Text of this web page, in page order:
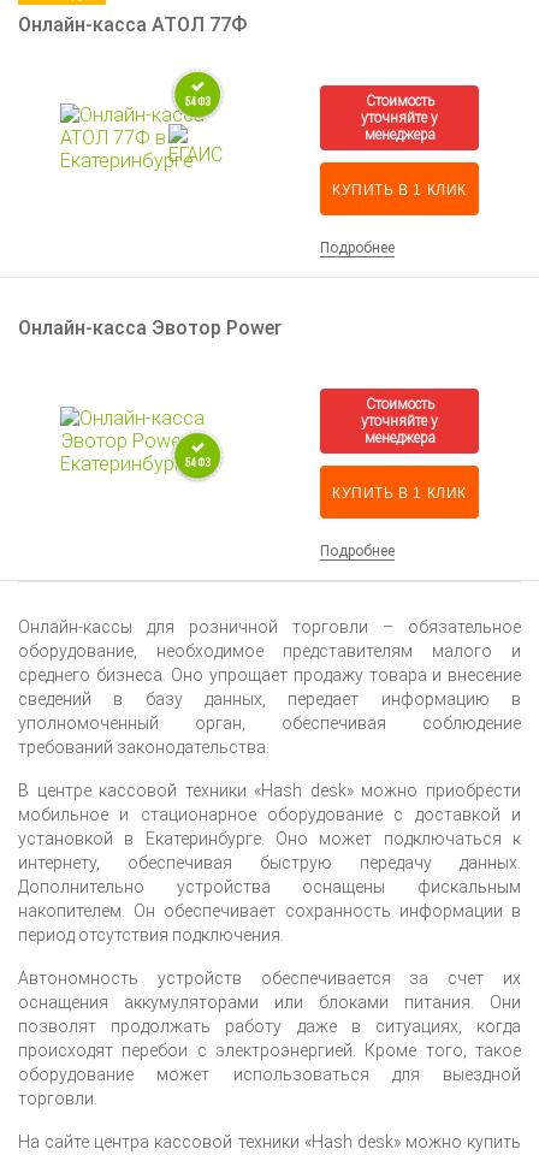
Онлайн-касса АТОЛ 77Ф
КУПИТЬ В 1 КЛИК
Подробнее
Онлайн-касса Эвотор Power
КУПИТЬ В 1 КЛИК
Подробнее
Онлайн-кассы для розничной торговли – обязательное
оборудование, необходимое представителям малого и
среднего бизнеса. Оно упрощает продажу товара и внесение
сведений в базу данных, передает информацию в
уполномоченный орган, обеспечивая соблюдение
требований законодательства.
В центре кассовой техники «Hash desk» можно приобрести
мобильное и стационарное оборудование с доставкой и
установкой в Екатеринбурге. Оно может подключаться к
интернету, обеспечивая быструю передачу данных.
Дополнительно устройства оснащены фискальным
накопителем. Он обеспечивает сохранность информации в
период отсутствия подключения.
Автономность устройств обеспечивается за счет их
оснащения аккумуляторами или блоками питания. Они
позволят продолжать работу даже в ситуациях, когда
происходят перебои с электроэнергией. Кроме того, такое
оборудование может использоваться для выездной
торговли.
На сайте центра кассовой техники «Hash desk» можно купить